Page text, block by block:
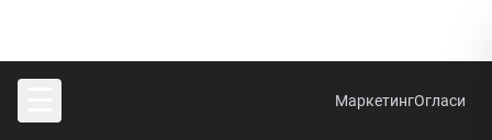
МаркетингОгласи